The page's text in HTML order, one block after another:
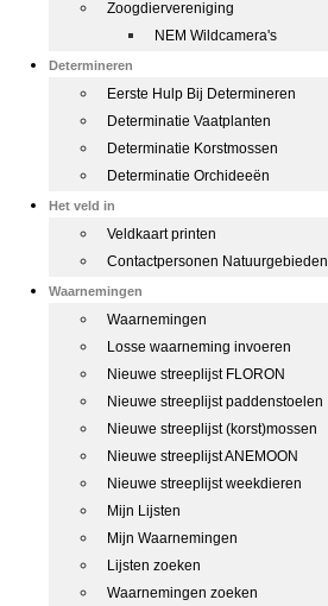
Zoogdiervereniging
NEM Wildcamera's
Determineren
Eerste Hulp Bij Determineren
Determinatie Vaatplanten
Determinatie Korstmossen
Determinatie Orchideeën
Het veld in
Veldkaart printen
Contactpersonen Natuurgebieden
Waarnemingen
Waarnemingen
Losse waarneming invoeren
Nieuwe streeplijst FLORON
Nieuwe streeplijst paddenstoelen
Nieuwe streeplijst (korst)mossen
Nieuwe streeplijst ANEMOON
Nieuwe streeplijst weekdieren
Mijn Lijsten
Mijn Waarnemingen
Lijsten zoeken
Waarnemingen zoeken